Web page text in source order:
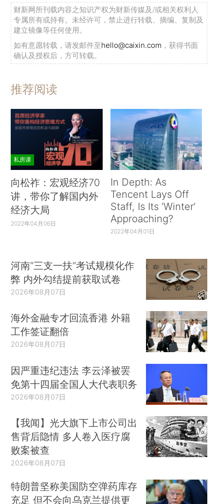
财新网所刊载内容之知识产权为财新传媒及/或相关权利人
专属所有或持有。未经许可，禁止进行转载、摘编、复制及
建立镜像等任何使用。
如有意愿转载，请发邮件至hello@caixin.com ，获得书面
确认及授权后，方可转载。
推荐阅读
私房课
向松祚：宏观经济70
讲，带你了解国内外
经济大局
2022年04月06日
In Depth: As
Tencent Lays Off
Staff, Is Its ‘Winter’
Approaching?
2022年04月01日
河南“三支一扶”考试规模化作
弊 内外勾结提前获取试卷
2026年08月07日
海外金融专才回流香港 外籍
工作签证翻倍
2026年08月07日
因严重违纪违法 李云泽被罢
免第十四届全国人大代表职务
2026年08月07日
【我闻】光大旗下上市公司出
售背后隐情 多人卷入医疗腐
败案被查
2026年08月07日
特朗普坚称美国防空弹药库存
充足 但不会向乌克兰提供更